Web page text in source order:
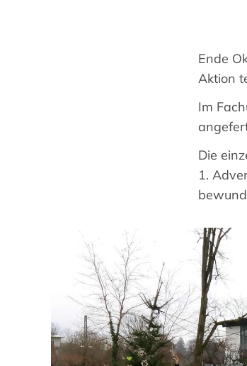
Ende
Aktion
Im
Die
1.